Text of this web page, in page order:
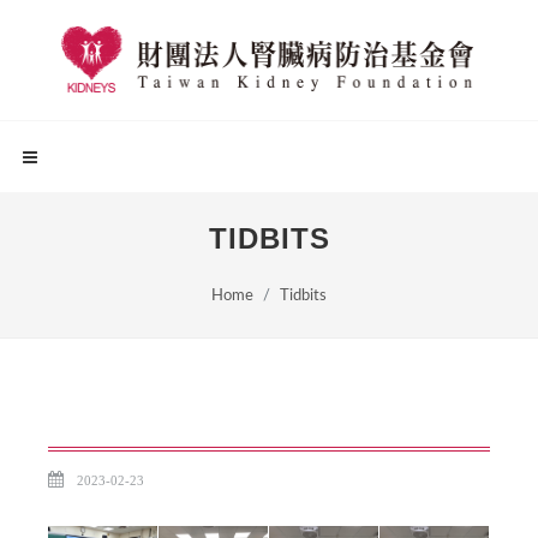
TIDBITS
Home Tidbits
2023-02-23